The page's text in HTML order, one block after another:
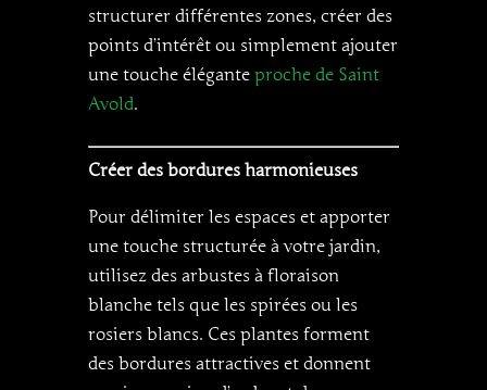
structurer différentes zones, créer des
points d’intérêt ou simplement ajouter
une touche élégante proche de Saint
Avold.
Créer des bordures harmonieuses
Pour délimiter les espaces et apporter
une touche structurée à votre jardin,
utilisez des arbustes à floraison
blanche tels que les spirées ou les
rosiers blancs. Ces plantes forment
des bordures attractives et donnent